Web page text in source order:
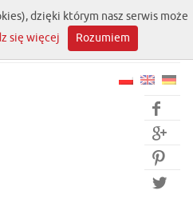




dzięki którym nasz serwis może
się więcej Rozumiem